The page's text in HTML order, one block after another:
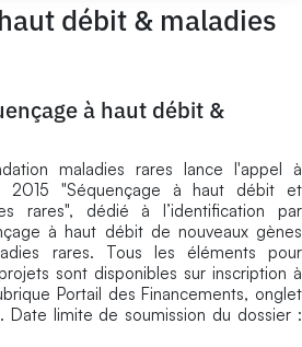
débit & maladies
à haut débit &
maladies rares lance l'appel à
2015 "Séquençage à haut débit et
rares", dédié à l’identification par
à haut débit de nouveaux gènes
rares. Tous les éléments pour
sont disponibles sur inscription à
Portail des Financements, onglet
Date limite de soumission du dossier :